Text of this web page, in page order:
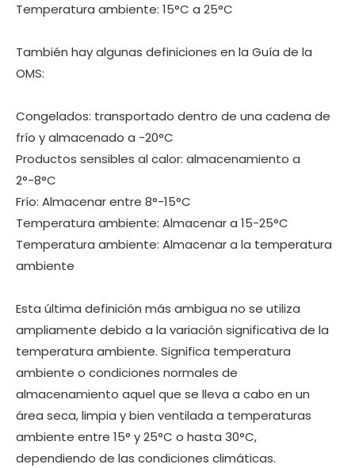
Temperatura ambiente: 15°C a 25°C
También hay algunas definiciones en la Guía de la
OMS:
Congelados: transportado dentro de una cadena de
frío y almacenado a -20°C
Productos sensibles al calor: almacenamiento a
2°-8°C
Frío: Almacenar entre 8°-15°C
Temperatura ambiente: Almacenar a 15-25°C
Temperatura ambiente: Almacenar a la temperatura
ambiente
Esta última definición más ambigua no se utiliza
ampliamente debido a la variación significativa de la
temperatura ambiente. Significa temperatura
ambiente o condiciones normales de
almacenamiento aquel que se lleva a cabo en un
área seca, limpia y bien ventilada a temperaturas
ambiente entre 15° y 25°C o hasta 30°C,
dependiendo de las condiciones climáticas.